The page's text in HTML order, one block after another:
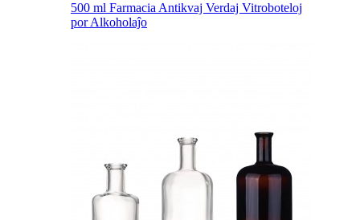
500 ml Farmacia Antikvaj Verdaj Vitroboteloj
por Alkoholaĵo